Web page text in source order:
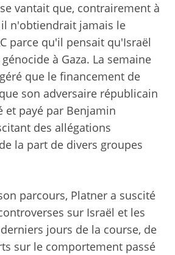
vantait que, contrairement à
n'obtiendrait jamais le
parce qu'il pensait qu'Israël
à Gaza. La semaine
que le financement de
son adversaire républicain
et payé par Benjamin
des allégations
la part de divers groupes
parcours, Platner a suscité
sur Israël et les
jours de la course, de
sur le comportement passé